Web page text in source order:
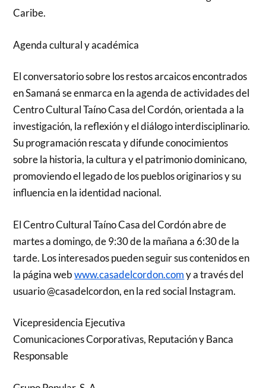
Caribe.
Agenda cultural y académica
El conversatorio sobre los restos arcaicos encontrados
en Samaná se enmarca en la agenda de actividades del
Centro Cultural Taíno Casa del Cordón, orientada a la
investigación, la reflexión y el diálogo interdisciplinario.
Su programación rescata y difunde conocimientos
sobre la historia, la cultura y el patrimonio dominicano,
promoviendo el legado de los pueblos originarios y su
influencia en la identidad nacional.
El Centro Cultural Taíno Casa del Cordón abre de
martes a domingo, de 9:30 de la mañana a 6:30 de la
tarde. Los interesados pueden seguir sus contenidos en
la página webwww.casadelcordon.comy a través del
usuario @casadelcordon, en la red social Instagram.
Vicepresidencia Ejecutiva
Comunicaciones Corporativas, Reputación y Banca
Responsable